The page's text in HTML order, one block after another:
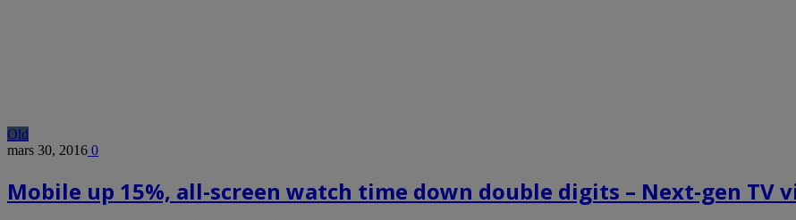
Old
mars 30, 2016 0
Mobile up 15%, all-screen watch time down double digits – Next-gen TV